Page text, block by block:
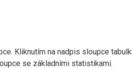
Kliknutím na nadpis sloupce
se základními statistikami.